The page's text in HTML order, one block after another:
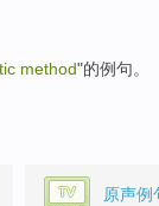
method"的例句。
原声例